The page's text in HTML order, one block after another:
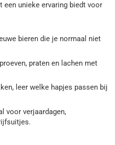
een unieke ervaring biedt voor
bieren die je normaal niet
praten en lachen met
leer welke hapjes passen bij
voor verjaardagen,